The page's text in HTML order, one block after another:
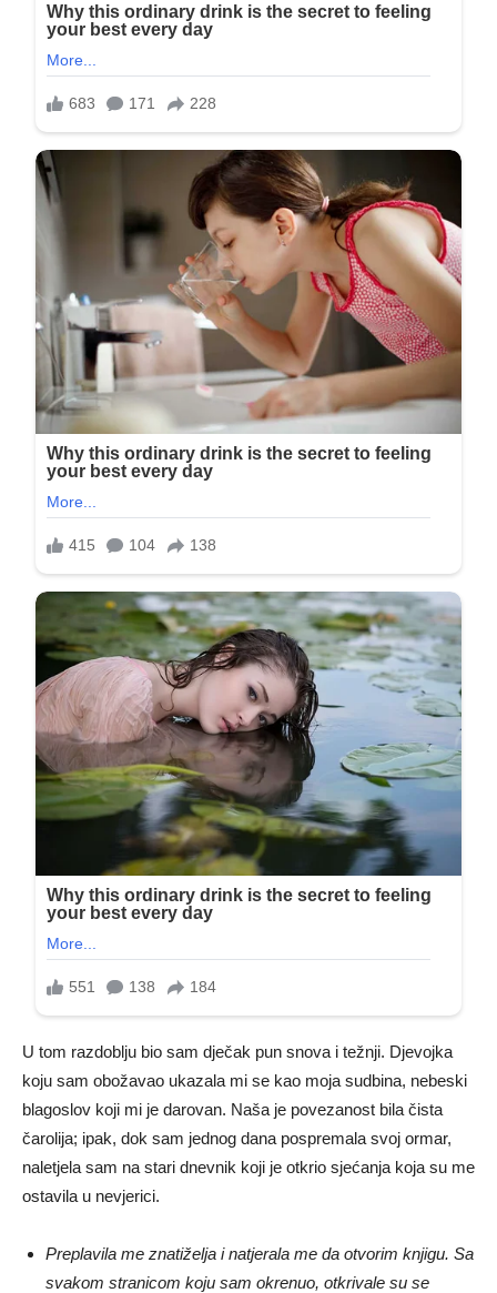
U tom razdoblju bio sam dječak pun snova i težnji. Djevojka
koju sam obožavao ukazala mi se kao moja sudbina, nebeski
blagoslov koji mi je darovan. Naša je povezanost bila čista
čarolija; ipak, dok sam jednog dana pospremala svoj ormar,
naletjela sam na stari dnevnik koji je otkrio sjećanja koja su me
ostavila u nevjerici.
Preplavila me znatiželja i natjerala me da otvorim knjigu. Sa
svakom stranicom koju sam okrenuo, otkrivale su se